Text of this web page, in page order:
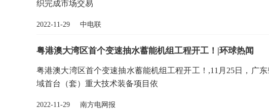
织完成市场交易
2022-11-29 中电联
粤港澳大湾区首个变速抽水蓄能机组工程开工！|环球热闻
粤港澳大湾区首个变速抽水蓄能机组工程开工！,11月25日，广
域首台（套）重大技术装备项目依
2022-11-29 南方电网报